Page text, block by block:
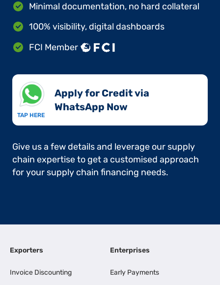
Minimal documentation, no hard collateral
100% visibility, digital dashboards
FCI Member
TAP HERE
Apply for Credit via
WhatsApp Now​
Give us a few details and leverage our supply
chain expertise to get a customised approach
for your supply chain financing needs.
Exporters
Invoice Discounting
Enterprises
Early Payments